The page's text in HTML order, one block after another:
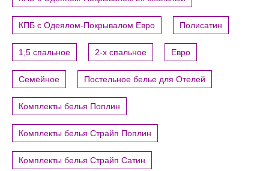
КПБ с Одеялом-Покрывалом Евро Полисатин
1,5 спальное 2-х спальное Евро
Семейное Постельное белье для Отелей
Комплекты белья Поплин
Комплекты белья Страйп Поплин
Комплекты белья Страйп Сатин